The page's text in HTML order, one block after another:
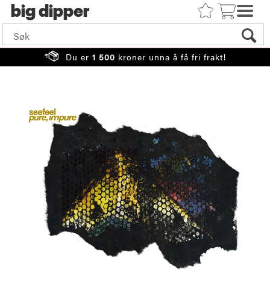
big
Du er 1 500 kroner unna å få fri frakt!